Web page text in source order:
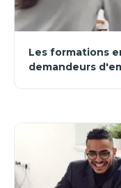
Les formations
demandeurs